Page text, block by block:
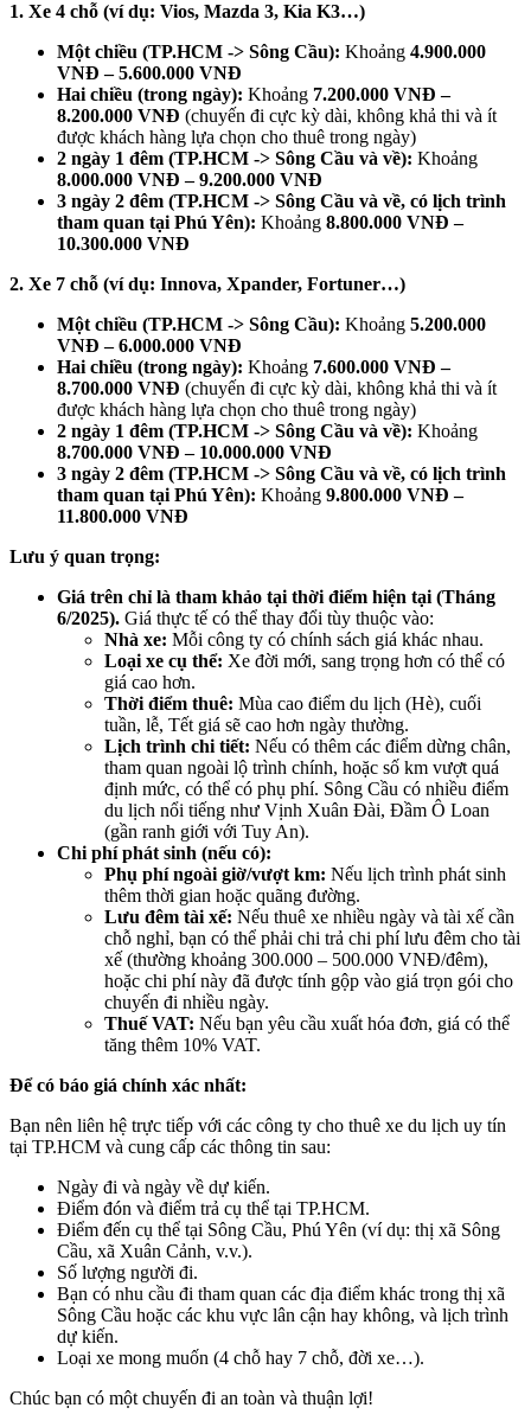
1. Xe 4 chỗ (ví dụ: Vios, Mazda 3, Kia K3…)
Một chiều (TP.HCM -> Sông Cầu): Khoảng 4.900.000
VNĐ – 5.600.000 VNĐ
Hai chiều (trong ngày): Khoảng 7.200.000 VNĐ –
8.200.000 VNĐ (chuyến đi cực kỳ dài, không khả thi và ít
được khách hàng lựa chọn cho thuê trong ngày)
2 ngày 1 đêm (TP.HCM -> Sông Cầu và về): Khoảng
8.000.000 VNĐ – 9.200.000 VNĐ
3 ngày 2 đêm (TP.HCM -> Sông Cầu và về, có lịch trình
tham quan tại Phú Yên): Khoảng 8.800.000 VNĐ –
10.300.000 VNĐ
2. Xe 7 chỗ (ví dụ: Innova, Xpander, Fortuner…)
Một chiều (TP.HCM -> Sông Cầu): Khoảng 5.200.000
VNĐ – 6.000.000 VNĐ
Hai chiều (trong ngày): Khoảng 7.600.000 VNĐ –
8.700.000 VNĐ (chuyến đi cực kỳ dài, không khả thi và ít
được khách hàng lựa chọn cho thuê trong ngày)
2 ngày 1 đêm (TP.HCM -> Sông Cầu và về): Khoảng
8.700.000 VNĐ – 10.000.000 VNĐ
3 ngày 2 đêm (TP.HCM -> Sông Cầu và về, có lịch trình
tham quan tại Phú Yên): Khoảng 9.800.000 VNĐ –
11.800.000 VNĐ
Lưu ý quan trọng:
Giá trên chỉ là tham khảo tại thời điểm hiện tại (Tháng
6/2025). Giá thực tế có thể thay đổi tùy thuộc vào:
Nhà xe: Mỗi công ty có chính sách giá khác nhau.
Loại xe cụ thể: Xe đời mới, sang trọng hơn có thể có
giá cao hơn.
Thời điểm thuê: Mùa cao điểm du lịch (Hè), cuối
tuần, lễ, Tết giá sẽ cao hơn ngày thường.
Lịch trình chi tiết: Nếu có thêm các điểm dừng chân,
tham quan ngoài lộ trình chính, hoặc số km vượt quá
định mức, có thể có phụ phí. Sông Cầu có nhiều điểm
du lịch nổi tiếng như Vịnh Xuân Đài, Đầm Ô Loan
(gần ranh giới với Tuy An).
Chi phí phát sinh (nếu có):
Phụ phí ngoài giờ/vượt km: Nếu lịch trình phát sinh
thêm thời gian hoặc quãng đường.
Lưu đêm tài xế: Nếu thuê xe nhiều ngày và tài xế cần
chỗ nghỉ, bạn có thể phải chi trả chi phí lưu đêm cho tài
xế (thường khoảng 300.000 – 500.000 VNĐ/đêm),
hoặc chi phí này đã được tính gộp vào giá trọn gói cho
chuyến đi nhiều ngày.
Thuế VAT: Nếu bạn yêu cầu xuất hóa đơn, giá có thể
tăng thêm 10% VAT.
Để có báo giá chính xác nhất:
Bạn nên liên hệ trực tiếp với các công ty cho thuê xe du lịch uy tín
tại TP.HCM và cung cấp các thông tin sau:
Ngày đi và ngày về dự kiến.
Điểm đón và điểm trả cụ thể tại TP.HCM.
Điểm đến cụ thể tại Sông Cầu, Phú Yên (ví dụ: thị xã Sông
Cầu, xã Xuân Cảnh, v.v.).
Số lượng người đi.
Bạn có nhu cầu đi tham quan các địa điểm khác trong thị xã
Sông Cầu hoặc các khu vực lân cận hay không, và lịch trình
dự kiến.
Loại xe mong muốn (4 chỗ hay 7 chỗ, đời xe…).
Chúc bạn có một chuyến đi an toàn và thuận lợi!